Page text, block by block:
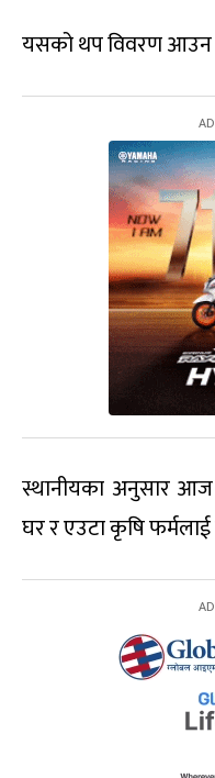
यसको थप विवरण आउन
स्थानीयका अनुसार आज
घर र एउटा कृषि फर्मलाई